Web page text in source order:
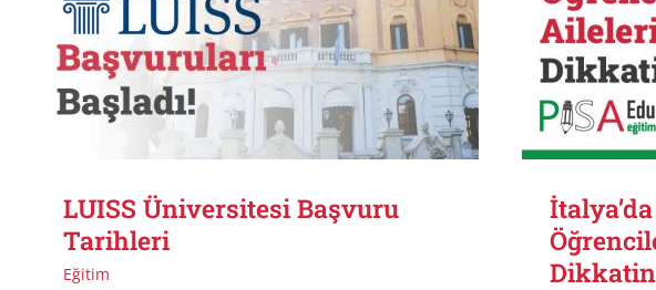
LUISS Üniversitesi Başvuru
Tarihleri
Eğitim